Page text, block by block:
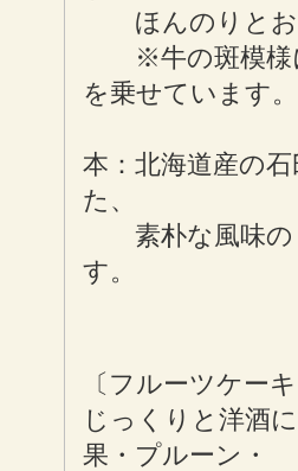
ほんのりとお
※牛の斑模様に
を乗せています。
本：北海道産の
た、
素朴な風味の
す。
〔フルーツケー
じっくりと洋酒
果・プルーン・